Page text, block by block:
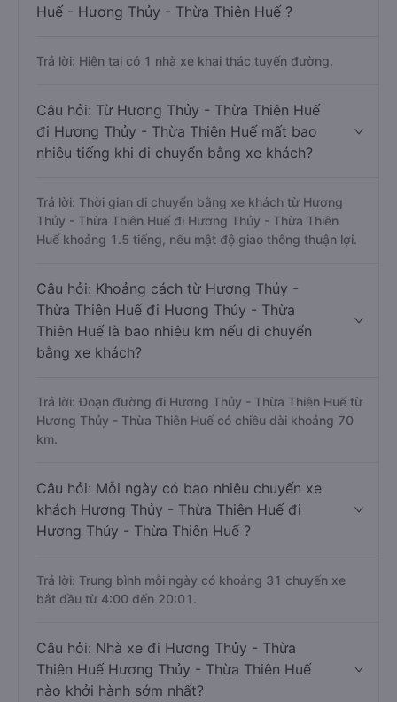
Huế - Hương Thủy - Thừa Thiên Huế ?
Trả lời: Hiện tại có 1 nhà xe khai thác tuyến đường.
Câu hỏi: Từ Hương Thủy - Thừa Thiên Huế
đi Hương Thủy - Thừa Thiên Huế mất bao
nhiêu tiếng khi di chuyển bằng xe khách?
Trả lời: Thời gian di chuyển bằng xe khách từ Hương
Thủy - Thừa Thiên Huế đi Hương Thủy - Thừa Thiên
Huế khoảng 1.5 tiếng, nếu mật độ giao thông thuận lợi.
Câu hỏi: Khoảng cách từ Hương Thủy -
Thừa Thiên Huế đi Hương Thủy - Thừa
Thiên Huế là bao nhiêu km nếu di chuyển
bằng xe khách?
Trả lời: Đoạn đường đi Hương Thủy - Thừa Thiên Huế từ
Hương Thủy - Thừa Thiên Huế có chiều dài khoảng 70
km.
Câu hỏi: Mỗi ngày có bao nhiêu chuyến xe
khách Hương Thủy - Thừa Thiên Huế đi
Hương Thủy - Thừa Thiên Huế ?
Trả lời: Trung bình mỗi ngày có khoảng 31 chuyến xe
bắt đầu từ 4:00 đến 20:01.
Câu hỏi: Nhà xe đi Hương Thủy - Thừa
Thiên Huế Hương Thủy - Thừa Thiên Huế
nào khởi hành sớm nhất?